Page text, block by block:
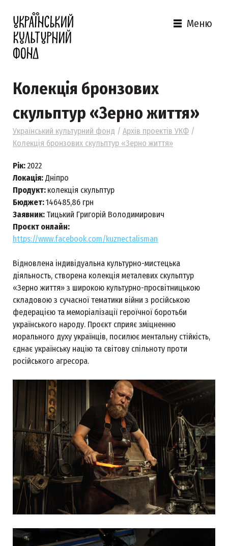
Меню
Колекція бронзових
скульптур «Зерно життя»
Український культурний фонд / Архів проектів УКФ /
Колекція бронзових скульптур «Зерно життя»
Рік: 2022
Локація: Дніпро
Продукт: колекція скульптур
Бюджет:146485,86 грн
Заявник: Тицький Григорій Володимирович
Проєкт онлайн:
https://www.facebook.com/kuznectalisman
Відновлена індивідуальна культурно-мистецька
діяльность, створена колекція металевих скульптур
«Зерно життя» з широкою культурно-просвітницькою
складовою з сучасної тематики війни з російською
федерацією та меморіалізації героїчної боротьби
українського народу. Проєкт сприяє зміцненню
морального духу українців, посилює ментальну стійкість,
єднає українську націю та світову спільноту проти
російського агресора.